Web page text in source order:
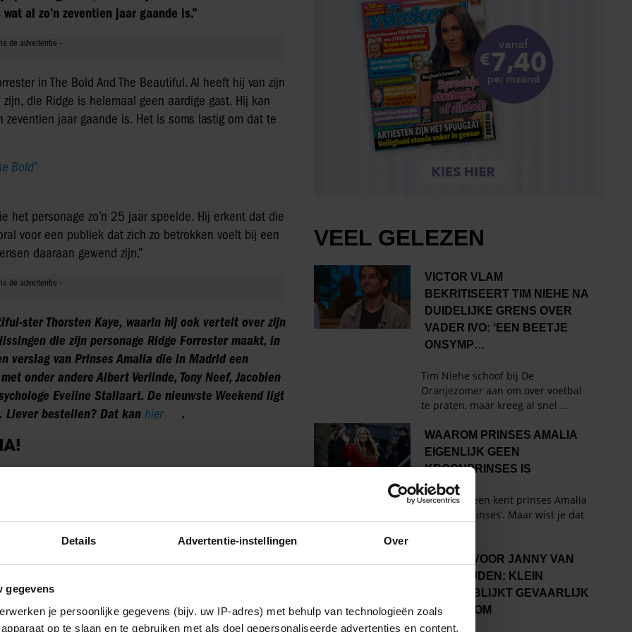
Details Advertentie-instellingen Over
gegevens
je persoonlijke gegevens (bijv. uw IP-adres) met behulp van technologieën zoals
op te slaan en te gebruiken met als doel gepersonaliseerde advertenties en content,
al zo’n zeventien jaar gaande is.”
in The Bold And The Beautiful. Al heeft hij van zijn
die Ridge is helemaal geen aardige gast. Hij kan
jaar gaande is. Het is soms lastig om dat te
Bold’
het personage zo’n 25 jaar speelde. Hij erkent dat die
voor een publiek dat zich zo betrokken voelt bij een
daaraan gewend zijn.”
ster Thorsten Kaye, waarin hij ook vertelt over zijn
die zijn personage Ridge Forrester maakt, in
verslag van Prinses Amalia die in Madrid een
onder andere Albert Verlinde, Tony Neef, Jacobien
Eveline Stallaart. De nieuwste Weekend ligt
. Liever bestellen? Dat kan hier .
Party